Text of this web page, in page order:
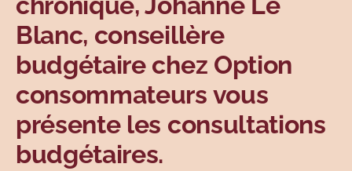
Blanc, conseillère
budgétaire chez Option
consommateurs vous
présente les consultations
budgétaires.